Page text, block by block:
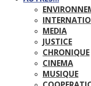
MEDIA
JUSTICE
CHRONIQUE
CINEMA
MUSIQUE